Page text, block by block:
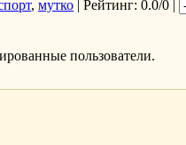
, мутко | Рейтинг: 0.0/0 |
пользователи.